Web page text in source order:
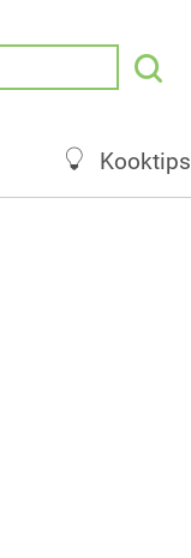
Kooktips